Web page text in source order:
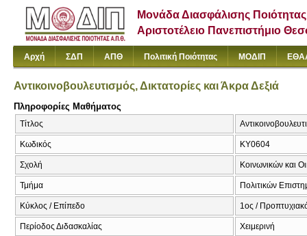
Μονάδα Διασφάλισης Ποιότητας
Αριστοτέλειο Πανεπιστήμιο
Αρχή ΣΔΠ ΑΠΘ Πολιτική Ποιότητας ΜΟΔΙΠ
Αντικοινοβουλευτισμός, Δικτατορίες και Άκρα Δεξιά
Πληροφορίες Μαθήματος
Τίτλος
Κωδικός ΚΥ0604
Σχολή Κοινωνικών και
Τμήμα Πολιτικών
Κύκλος / Επίπεδο 1ος /
Περίοδος Διδασκαλίας Χειμερινή